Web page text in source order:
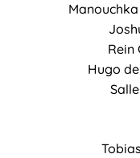
Rein
Hugo